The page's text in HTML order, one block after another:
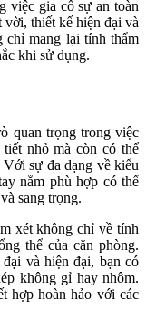
việc gia cố sự an toàn
thiết kế hiện đại và
chỉ mang lại tính thẩm
khi sử dụng.
quan trọng trong việc
nhỏ mà còn có thể
sự đa dạng về kiểu
nắm phù hợp có thể
sang trọng.
xét không chỉ về tính
thể của căn phòng.
và hiện đại, bạn có
không gỉ hay nhôm.
hợp hoàn hảo với các